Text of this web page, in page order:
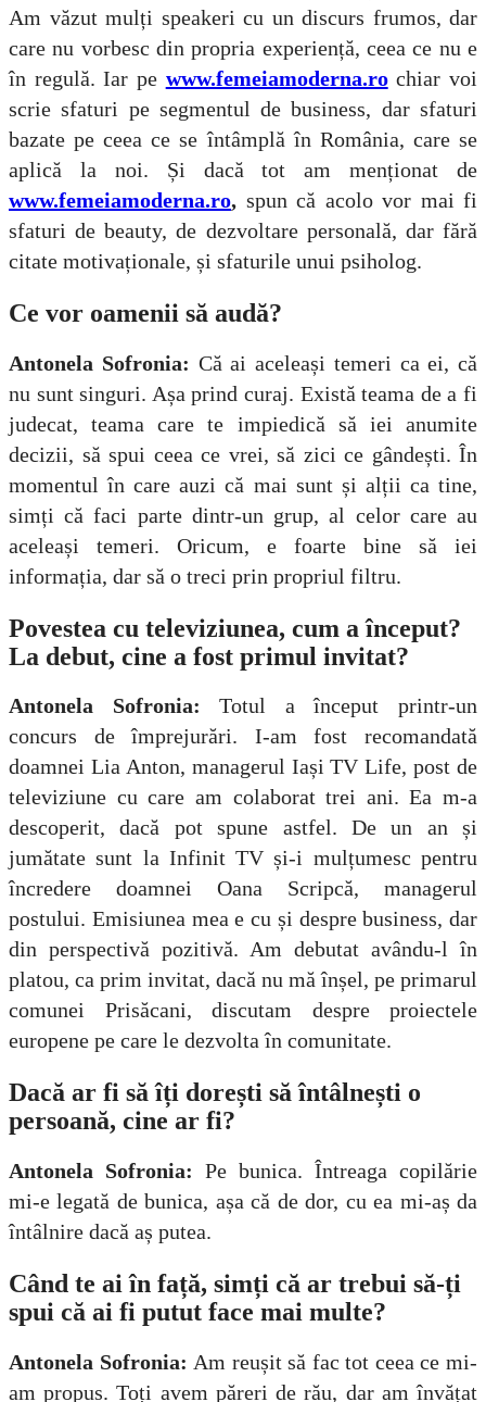
Am văzut mulți speakeri cu un discurs frumos, dar
care nu vorbesc din propria experiență, ceea ce nu e
în regulă. Iar pe www.femeiamoderna.rochiar voi
scrie sfaturi pe segmentul de business, dar sfaturi
bazate pe ceea ce se întâmplă în România, care se
aplică la noi. Și dacă tot am menționat de
www.femeiamoderna.ro, spun că acolo vor mai fi
sfaturi de beauty, de dezvoltare personală, dar fără
citate motivaționale, și sfaturile unui psiholog.
Ce vor oamenii să audă?
Antonela Sofronia: Că ai aceleași temeri ca ei, că
nu sunt singuri. Așa prind curaj. Există teama de a fi
judecat, teama care te impiedică să iei anumite
decizii, să spui ceea ce vrei, să zici ce gândești. În
momentul în care auzi că mai sunt și alții ca tine,
simți că faci parte dintr-un grup, al celor care au
aceleași temeri. Oricum, e foarte bine să iei
informația, dar să o treci prin propriul filtru.
Povestea cu televiziunea, cum a început?
La debut, cine a fost primul invitat?
Antonela Sofronia: Totul a început printr-un
concurs de împrejurări. I-am fost recomandată
doamnei Lia Anton, managerul Iași TV Life, post de
televiziune cu care am colaborat trei ani. Ea m-a
descoperit, dacă pot spune astfel. De un an și
jumătate sunt la Infinit TV și-i mulțumesc pentru
încredere doamnei Oana Scripcă, managerul
postului. Emisiunea mea e cu și despre business, dar
din perspectivă pozitivă. Am debutat avându-l în
platou, ca prim invitat, dacă nu mă înșel, pe primarul
comunei Prisăcani, discutam despre proiectele
europene pe care le dezvolta în comunitate.
Dacă ar fi să îți dorești să întâlnești o
persoană, cine ar fi?
Antonela Sofronia: Pe bunica. Întreaga copilărie
mi-e legată de bunica, așa că de dor, cu ea mi-aș da
întâlnire dacă aș putea.
Când te ai în față, simți că ar trebui să-ți
spui că ai fi putut face mai multe?
Antonela Sofronia: Am reușit să fac tot ceea ce mi-
am propus. Toți avem păreri de rău, dar am învățat